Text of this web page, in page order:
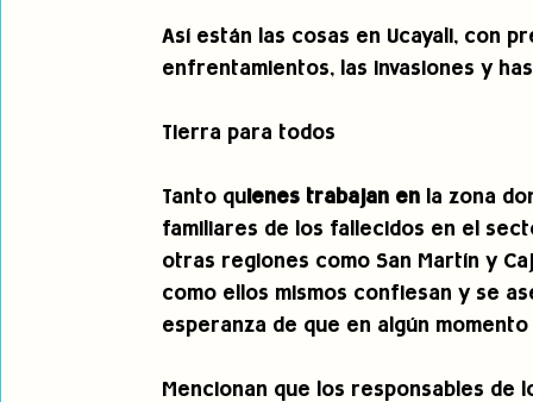
Así están las cosas en Ucayali, con
enfrentamientos, las invasiones y
Tierra para todos
Tanto quienes trabajan en la zona
familiares de los fallecidos en el
otras regiones como San Martín y
como ellos mismos confiesan y se
esperanza de que en algún
Mencionan que los responsables de